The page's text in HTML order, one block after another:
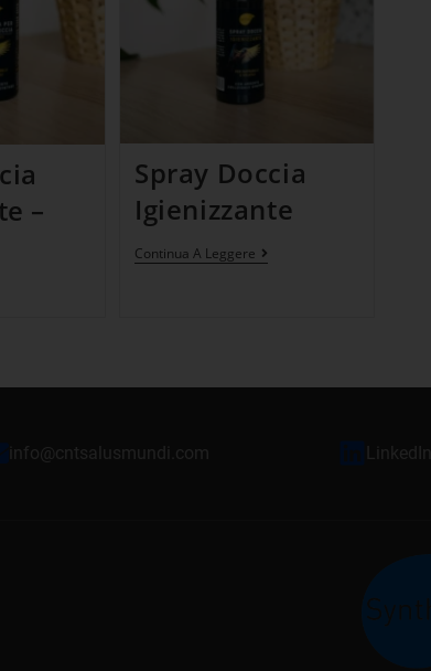
–
Spray Doccia
Igienizzante
Continua A Leggere
info@cntsalusmundi.com LinkedIn